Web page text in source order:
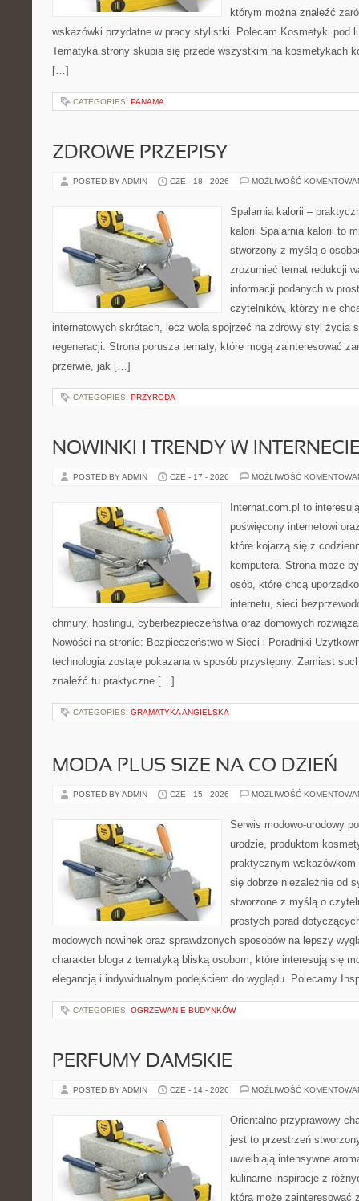
którym można znaleźć
wskazówki przydatne w pracy stylistki. Polecam Kosmetyki pod
Tematyka strony skupia się przede wszystkim na kosmetykach
[…]
CATEGORIES: PANAMA
ZDROWE PRZEPISY
POSTED BY ADMIN CZE - 18 - 2026 MOŻLIWOŚĆ
Spalarnia kalorii –
kalorii Spalarnia kalorii to
stworzony z myślą o
zrozumieć temat redukcji
informacji podanych w
czytelników, którzy nie
internetowych skrótach, lecz wolą spojrzeć na zdrowy styl życia
regeneracji. Strona porusza tematy, które mogą zainteresować
przerwie, jak […]
CATEGORIES: PRZYRODA
NOWINKI I TRENDY W
POSTED BY ADMIN CZE - 17 - 2026 MOŻLIWOŚĆ
Internat.com.pl to
poświęcony internetowi
które kojarzą się z
komputera. Strona może
osób, które chcą
internetu, sieci
chmury, hostingu, cyberbezpieczeństwa oraz domowych
Nowości na stronie: Bezpieczeństwo w Sieci i Poradniki
technologia zostaje pokazana w sposób przystępny. Zamiast
znaleźć tu praktyczne […]
CATEGORIES: GRAMATYKA ANGIELSKA
MODA PLUS SIZE NA CO DZIEŃ
POSTED BY ADMIN CZE - 15 - 2026 MOŻLIWOŚĆ
Serwis modowo-urodowy
urodzie, produktom
praktycznym
się dobrze niezależnie od
stworzone z myślą o
prostych porad
modowych nowinek oraz sprawdzonych sposobów na lepszy
charakter bloga z tematyką bliską osobom, które interesują się
elegancją i indywidualnym podejściem do wyglądu. Polecamy
CATEGORIES: OGRZEWANIE BUDYNKÓW
PERFUMY DAMSKIE
POSTED BY ADMIN CZE - 14 - 2026 MOŻLIWOŚĆ
Orientalno-przyprawowy
jest to przestrzeń
uwielbiają intensywne
kulinarne inspiracje z
która może zainteresować